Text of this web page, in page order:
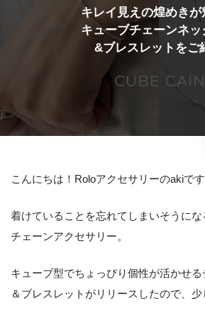
キレイ見えの煌めきが
キューブチェーンネッ
&ブレスレットをご
こんにちは！Roloアクセサリーのakiです
着けていることを忘れてしまいそうに
チェーンアクセサリー。
キューブ型でちょっぴり個性が活かせ
＆ブレスレットがリリースしたので、